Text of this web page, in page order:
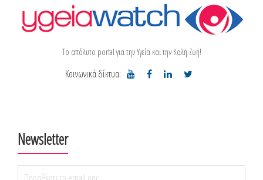
Το απόλυτο portal για την Υγεία και την Καλή Ζωή!
Κοινωνικά δίκτυα:
Newsletter